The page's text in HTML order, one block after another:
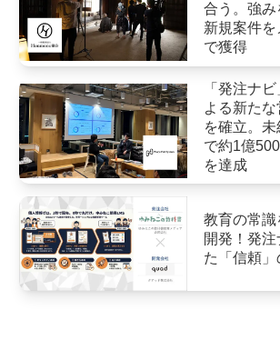
合う。強み
新規案件
で獲得
「発注ナ
よる新た
を確立。
で約1億
を達成
教育の常識
開発！発
た「信頼